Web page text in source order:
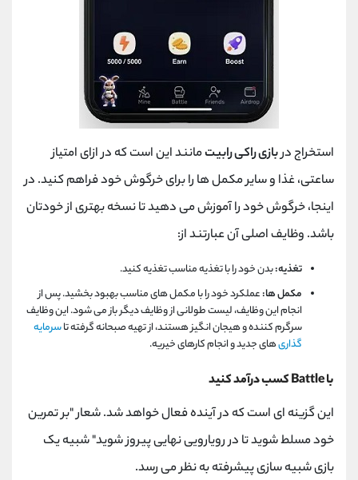
استخراج دربازی راکی ​​رابیتمانند این است که در ازای امتیاز
ساعتی، غذا و سایر مکمل ها را برای خرگوش خود فراهم کنید. در
اینجا، خرگوش خود را آموزش می دهید تا نسخه بهتری از خودتان
باشد. وظایف اصلی آن عبارتند از:
تغذیه:بدن خود را با تغذیه مناسب تغذیه کنید.
مکمل ها:عملکرد خود را با مکمل های مناسب بهبود بخشید. پس از
انجام این وظایف، لیست طولانی از وظایف دیگر باز می شود. این وظایف
سرگرم کننده و هیجان انگیز هستند، از تهیه صبحانه گرفته تاسرمایه
گذاریهای جدید و انجام کارهای خیریه.
باBattleکسب درآمد کنید
این گزینه ای است که در آینده فعال خواهد شد. شعار "بر تمرین
خود مسلط شوید تا در رویارویی نهایی پیروز شوید" شبیه یک
بازی شبیه سازی پیشرفته به نظر می رسد.